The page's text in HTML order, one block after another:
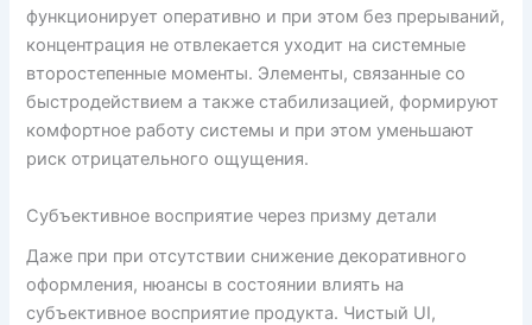
функционирует оперативно и при этом без прерываний,
концентрация не отвлекается уходит на системные
второстепенные моменты. Элементы, связанные со
быстродействием а также стабилизацией, формируют
комфортное работу системы и при этом уменьшают
риск отрицательного ощущения.
Субъективное восприятие через призму детали
Даже при при отсутствии снижение декоративного
оформления, нюансы в состоянии влиять на
субъективное восприятие продукта. Чистый UI,